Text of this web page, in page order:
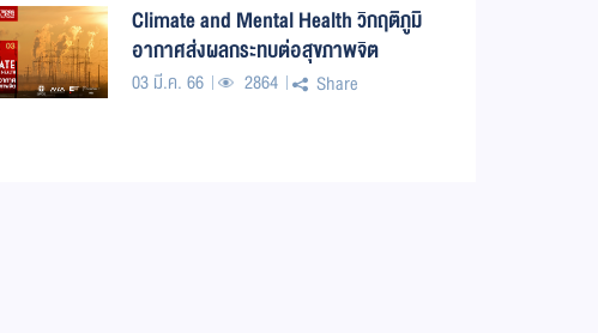
Climate and Mental Health วิกฤติภูมิ
อากาศส่งผลกระทบต่อสุขภาพจิต
03 มี.ค. 66 2864 Share